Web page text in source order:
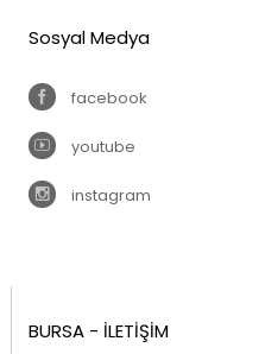
Sosyal Medya
facebook
youtube
instagram
BURSA - İLETİŞİM